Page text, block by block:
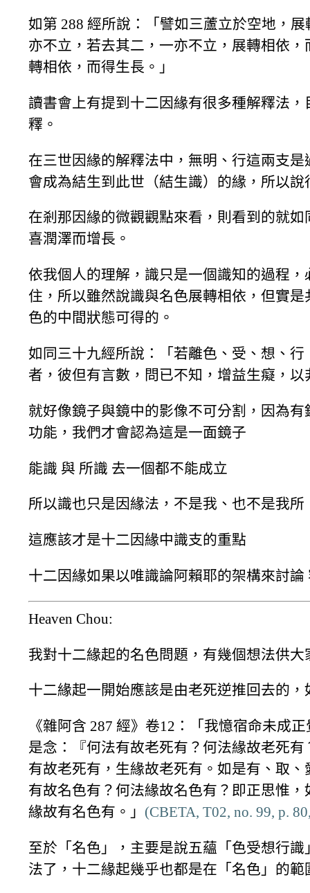
如第 288 經所說：「譬如三蘆立於空地，
亦不立，若去其二，一亦不立，展轉相依
轉相依，而得生長。」
讀書會上有提到十二因緣有很多種解釋法
釋。
在三世因緣的解釋法中，無明、行這兩支
會成為結生到此世（結生識）的緣，所以說
在剎那因緣的微觀觀點來看，則看到的就
喜潤澤而增長。
依我個人的理解，識只是一個識知的過程
住，所以雖然說識與名色展轉相依，但實
色的中間狀態可得的。
如同三十九經所說：「若離色、受、想、
者，彼但有言數，問已不知，增益生癡，以
就好像鏡子與鏡中的影像不可分割，因為
功能，我們才會認為這是一面鏡子
能識 與 所識 去一個都不能成立
所以識也只是因緣法，不是我、也不是我所
這應該才是十二因緣中識支的重點
十二因緣如果以唯識論阿賴耶的架構來討論
Heaven Chou:
我對十二緣起的名色問題，有幾個想法供大
十二緣起一開始應該是由老死逆推回去的，
《雜阿含 287 經》卷12：「我憶宿命未成
是念：『何法有故老死有？何法緣故老死
有故老死有，生緣故老死有。如是有、取
有故名色有？何法緣故名色有？即正思惟
緣故有名色有。」 (CBETA, T02, no. 99, p.
至於「名色」，主要是說五蘊「色受想行
法了，十二緣起幾乎也都是在「名色」的範